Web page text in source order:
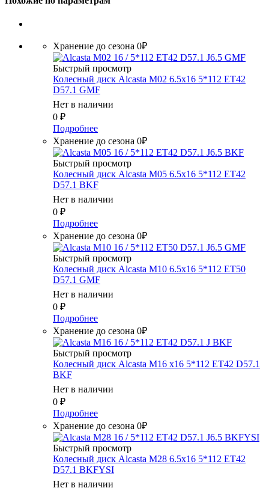
Хранение до сезона 0₽
Быстрый просмотр
Колесный диск Alcasta M02 6.5x16 5*112 ET42
D57.1 GMF
Нет в наличии
0 ₽
Подробнее
Хранение до сезона 0₽
Быстрый просмотр
Колесный диск Alcasta M05 6.5x16 5*112 ET42
D57.1 BKF
Нет в наличии
0 ₽
Подробнее
Хранение до сезона 0₽
Быстрый просмотр
Колесный диск Alcasta M10 6.5x16 5*112 ET50
D57.1 GMF
Нет в наличии
0 ₽
Подробнее
Хранение до сезона 0₽
Быстрый просмотр
Колесный диск Alcasta M16 x16 5*112 ET42 D57.1
BKF
Нет в наличии
0 ₽
Подробнее
Хранение до сезона 0₽
Быстрый просмотр
Колесный диск Alcasta M28 6.5x16 5*112 ET42
D57.1 BKFYSI
Нет в наличии